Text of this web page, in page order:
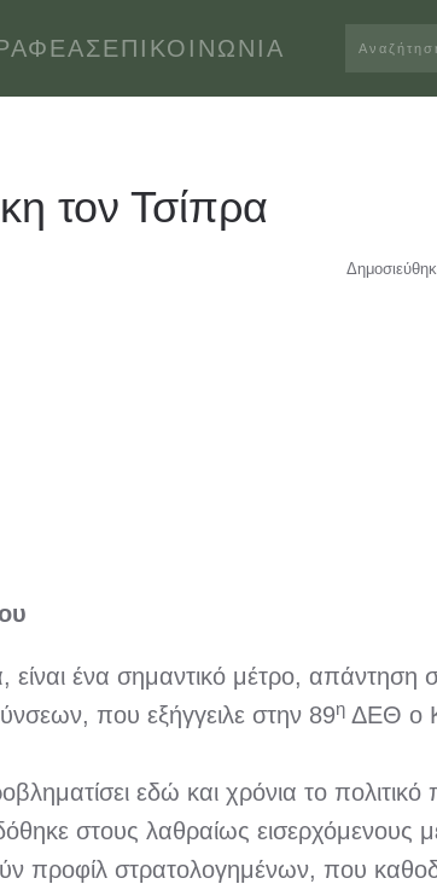
ΕΠΙΚΟΙΝΩΝΊΑ
τον Τσίπρα
είναι ένα σημαντικό μέτρο, απάντηση
που εξήγγειλε στην 89η ΔΕΘ ο
εδώ και χρόνια το
στους λαθραίως εισερχόμενους
προφίλ στρατολογημένων, που